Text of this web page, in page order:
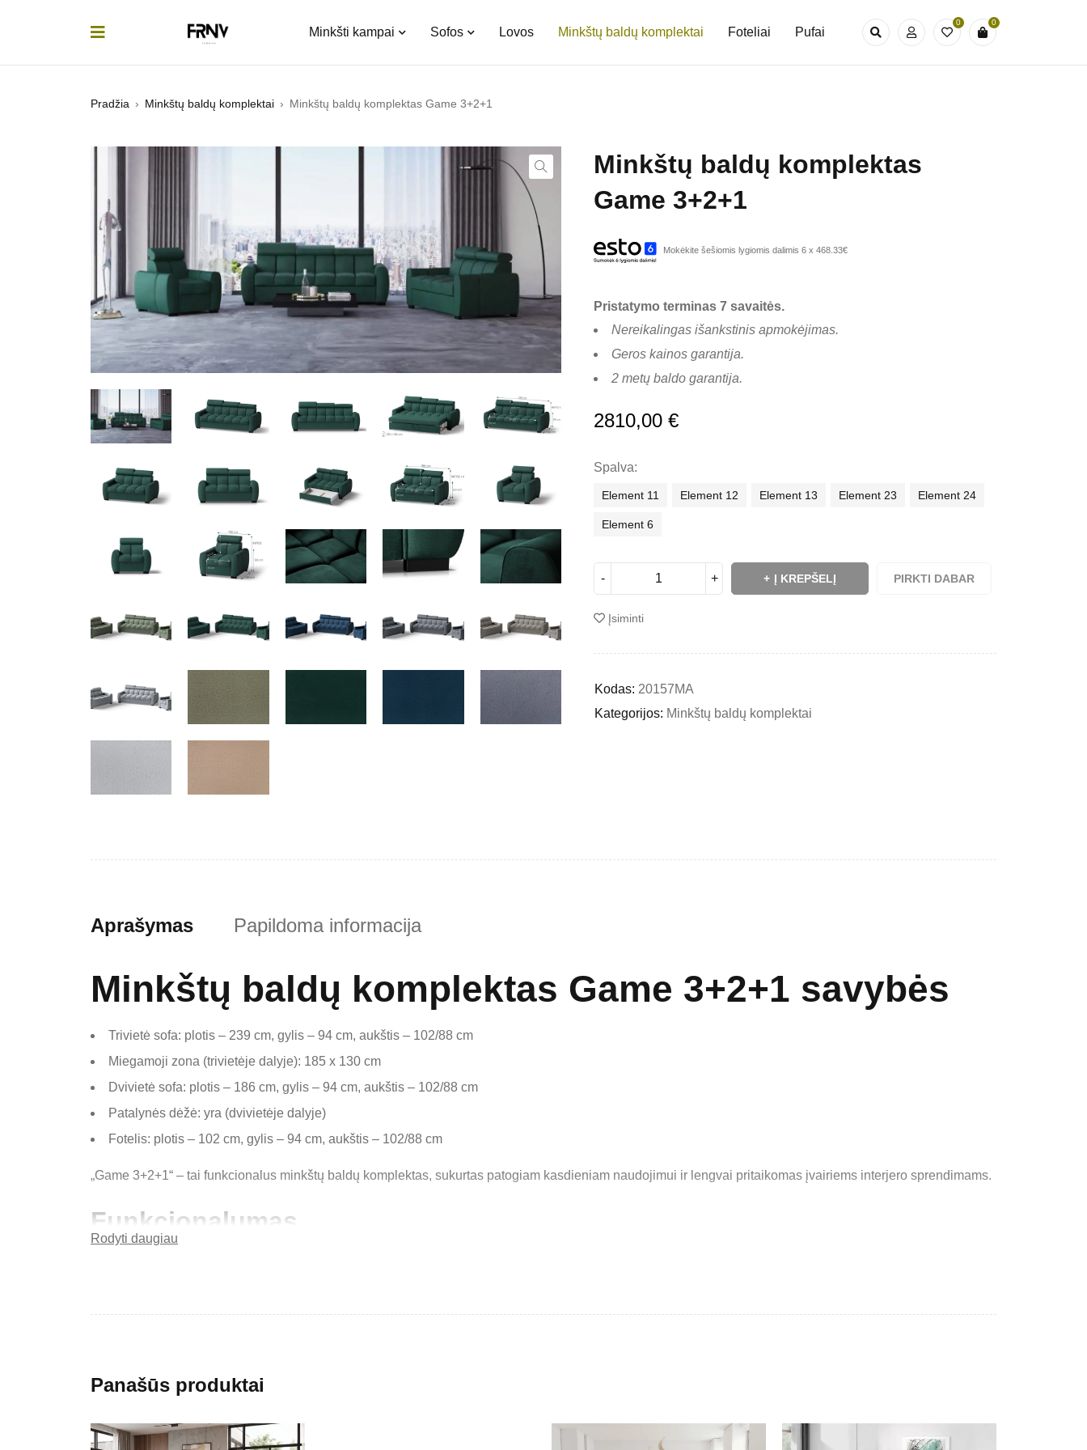
Minkšti kampai Sofos Lovos Minkštų baldų komplektai Foteliai Pufai
0 0
Pradžia › Minkštų baldų komplektai › Minkštų baldų komplektas Game 3+2+1
Minkštų baldų komplektas
Game 3+2+1
Mokėkite šešiomis lygiomis dalimis 6 x 468.33€
Pristatymo terminas 7 savaitės.
Nereikalingas išankstinis apmokėjimas.
Geros kainos garantija.
2 metų baldo garantija.
2810,00€
Spalva
Element 11 Element 12 Element 13 Element 23 Element 24
Element 6
Į KREPŠELĮ PIRKTI DABAR
Įsiminti
Kodas: 20157MA
Kategorijos: Minkštų baldų komplektai
Aprašymas Papildoma informacija
Minkštų baldų komplektas Game 3+2+1 savybės
Trivietė sofa: plotis – 239 cm, gylis – 94 cm, aukštis – 102/88 cm
Miegamoji zona (trivietėje dalyje): 185 x 130 cm
Dvivietė sofa: plotis – 186 cm, gylis – 94 cm, aukštis – 102/88 cm
Patalynės dėžė: yra (dvivietėje dalyje)
Fotelis: plotis – 102 cm, gylis – 94 cm, aukštis – 102/88 cm
„Game 3+2+1“ – tai funkcionalus minkštų baldų komplektas, sukurtas patogiam kasdieniam naudojimui ir lengvai pritaikomas įvairiems interjero sprendimams.
Funkcionalumas
Modernus ir subalansuotas dizainas leidžia komplektui puikiai įsilieti tiek į šiuolaikišką, tiek į klasikinį interjerą. Universalios formos kuria tvarkingą ir jaukią
Rodyti daugiau
Panašūs produktai